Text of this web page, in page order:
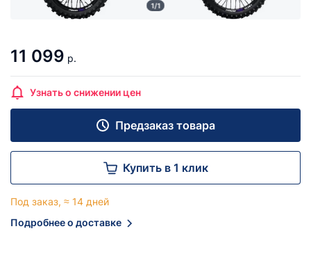
1/1
11 099 р.
Узнать о снижении цен
Предзаказ товара
Купить в 1 клик
Под заказ, ≈ 14 дней
Подробнее о доставке